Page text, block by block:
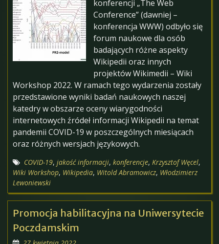
konferencji „The Web
Conference” (dawniej –
konferencja WWW) odbyło się
forum naukowe dla osób
badających różne aspekty
Wikipedii oraz innych
projektów Wikimedii – Wiki
Workshop 2022. W ramach tego wydarzenia zostały
przedstawione wyniki badań naukowych naszej
katedry w obszarze oceny wiarygodności
internetowych źródeł informacji Wikipedii na temat
pandemii COVID-19 w poszczególnych miesiącach
oraz różnych wersjach językowych.
COVID-19, jakość informacji, konferencje, Krzysztof Węcel,
Wiki Workshop, Wikipedia, Witold Abramowicz, Włodzimierz
Lewoniewski
Promocja habilitacyjna na Uniwersytecie
Poczdamskim